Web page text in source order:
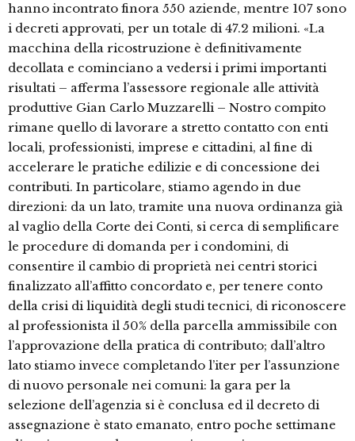
hanno incontrato finora 550 aziende, mentre 107 sono
i decreti approvati, per un totale di 47.2 milioni. «La
macchina della ricostruzione è definitivamente
decollata e cominciano a vedersi i primi importanti
risultati – afferma l’assessore regionale alle attività
produttive Gian Carlo Muzzarelli – Nostro compito
rimane quello di lavorare a stretto contatto con enti
locali, professionisti, imprese e cittadini, al fine di
accelerare le pratiche edilizie e di concessione dei
contributi. In particolare, stiamo agendo in due
direzioni: da un lato, tramite una nuova ordinanza già
al vaglio della Corte dei Conti, si cerca di semplificare
le procedure di domanda per i condomini, di
consentire il cambio di proprietà nei centri storici
finalizzato all’affitto concordato e, per tenere conto
della crisi di liquidità degli studi tecnici, di riconoscere
al professionista il 50% della parcella ammissibile con
l’approvazione della pratica di contributo; dall’altro
lato stiamo invece completando l’iter per l’assunzione
di nuovo personale nei comuni: la gara per la
selezione dell’agenzia si è conclusa ed il decreto di
assegnazione è stato emanato, entro poche settimane